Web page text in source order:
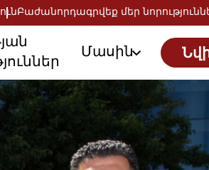
Բաժանորդագրվեք մեր
Մասին